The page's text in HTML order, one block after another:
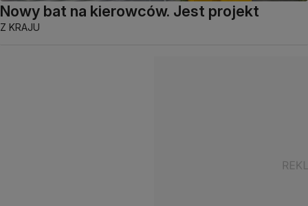
Nowy bat na kierowców. Jest projekt
Z KRAJU